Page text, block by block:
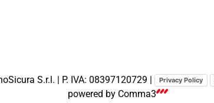
S.r.l. | P. IVA: 08397120729 | Privacy Policy
powered by Comma3